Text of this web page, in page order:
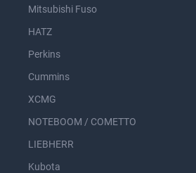
Mitsubishi Fuso
HATZ
Perkins
Cummins
XCMG
NOTEBOOM / COMETTO
LIEBHERR
Kubota